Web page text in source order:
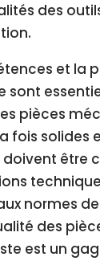
des
et la
sont
pièces
fois solides
doivent être
normes
des
est un